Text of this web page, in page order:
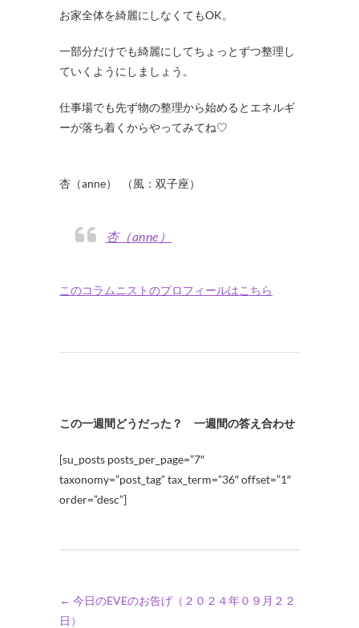
お家全体を綺麗にしなくてもOK。
一部分だけでも綺麗にしてちょっとずつ整理し
ていくようにしましょう。
仕事場でも先ず物の整理から始めるとエネルギ
ーが落ち着くからやってみてね♡
杏（anne） （風：双子座）
杏（anne）
このコラムニストのプロフィールはこちら
この一週間どうだった？ 一週間の答え合わせ
[su_posts posts_per_page=”7″
taxonomy=”post_tag” tax_term=”36″ offset=”1″
order=”desc”]
← 今日のEVEのお告げ（２０２４年０９月２２
日）